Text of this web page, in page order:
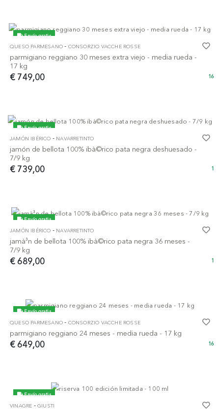
Envío gratis
QUESO PARMESANO - CONSORZIO VACCHE ROSSE
parmigiano reggiano 30 meses extra viejo - media rueda -
17 kg
€ 749,00 16
Envío gratis
JAMÓN IBÉRICO - NAVARRETINTO
jamón de bellota 100% ibà©rico pata negra deshuesado -
7/9 kg
€ 739,00 1
Envío gratis
JAMÓN IBÉRICO - NAVARRETINTO
jamà³n de bellota 100% ibà©rico pata negra 36 meses -
7/9 kg
€ 689,00 1
Envío gratis
QUESO PARMESANO - CONSORZIO VACCHE ROSSE
parmigiano reggiano 24 meses - media rueda - 17 kg
€ 649,00 16
Envío gratis
VINAGRE -GIUSTI